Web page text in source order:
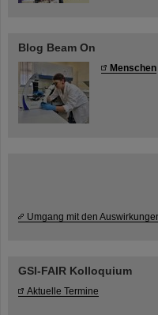
Blog Beam On
Menschen
Umgang mit den
GSI-FAIR Kolloquium
Aktuelle Termine